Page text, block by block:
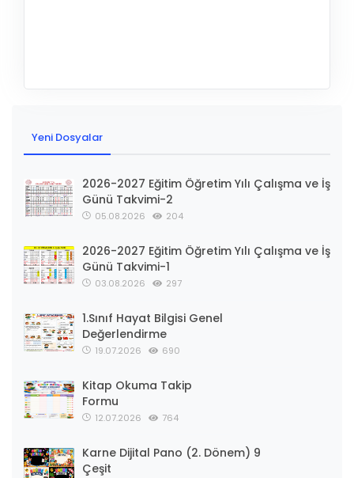
Yeni Dosyalar
2026-2027 Eğitim Öğretim Yılı Çalışma ve İş
Günü Takvimi-2
05.08.2026 204
2026-2027 Eğitim Öğretim Yılı Çalışma ve İş
Günü Takvimi-1
03.08.2026 297
1.Sınıf Hayat Bilgisi Genel
Değerlendirme
19.07.2026 690
Kitap Okuma Takip
Formu
12.07.2026 764
Karne Dijital Pano (2. Dönem) 9
Çeşit